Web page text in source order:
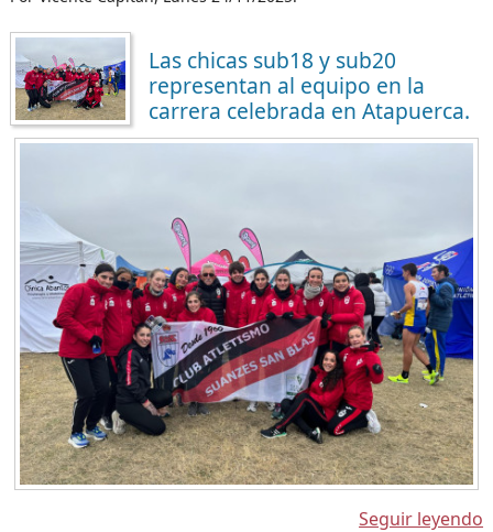
Las chicas sub18 y sub20
representan al equipo en la
carrera celebrada en Atapuerca.
Seguir leyendo